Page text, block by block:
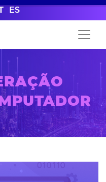
ES